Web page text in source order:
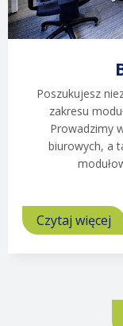
Poszukujesz
zakresu
Prowadzimy
biurowych, a
Czytaj więcej